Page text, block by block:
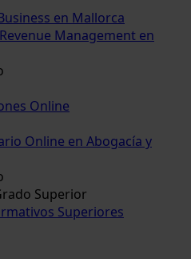
en Mallorca
Management en
Online
Online en Abogacía y
Superior
Superiores